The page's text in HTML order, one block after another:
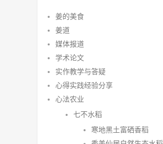
姜的美食
姜道
媒体报道
学术论文
实作教学与答疑
心得实践经验分享
心法农业
七不水稻
寒地黑土富硒香稻